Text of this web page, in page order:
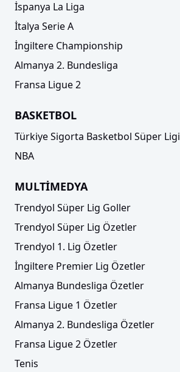
İspanya La Liga
İtalya Serie A
İngiltere Championship
Almanya 2. Bundesliga
Fransa Ligue 2
BASKETBOL
Türkiye Sigorta Basketbol Süper Ligi
NBA
MULTİMEDYA
Trendyol Süper Lig Goller
Trendyol Süper Lig Özetler
Trendyol 1. Lig Özetler
İngiltere Premier Lig Özetler
Almanya Bundesliga Özetler
Fransa Ligue 1 Özetler
Almanya 2. Bundesliga Özetler
Fransa Ligue 2 Özetler
Tenis